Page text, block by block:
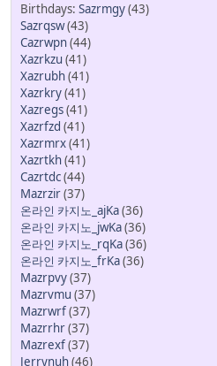
Sazrmgy(43)
Sazrqsw(43)
Cazrwpn(44)
Xazrkzu (41)
Xazrubh(41)
Xazrkry(41)
Xazregs(41)
Xazrfzd (41)
Xazrmrx(41)
Xazrtkh(41)
Cazrtdc(44)
Mazrzir(37)
온라인 카지노_ajKa(36)
온라인 카지노_jwKa(36)
온라인 카지노_rqKa(36)
온라인 카지노_frKa(36)
Mazrpvy(37)
Mazrvmu (37)
Mazrwrf(37)
Mazrrhr(37)
Mazrexf(37)
Jerrynuh(46)